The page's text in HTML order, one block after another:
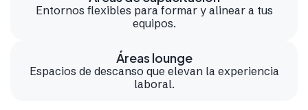
Entornos flexibles para formar y alinear a tus
equipos.
Áreas lounge
Espacios de descanso que elevan la experiencia
laboral.